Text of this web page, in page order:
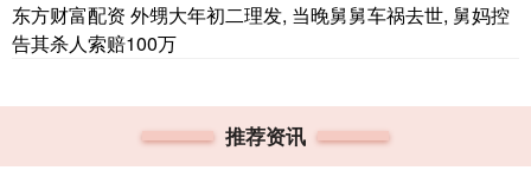
东方财富配资 外甥大年初二理发, 当晚舅舅车祸去世, 舅妈控
告其杀人索赔100万
推荐资讯